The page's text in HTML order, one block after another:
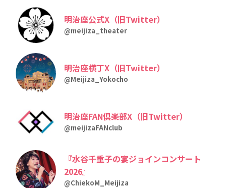
明治座公式X（旧Twitter）
@meijiza_theater
明治座横丁X（旧Twitter）
@Meijiza_Yokocho
明治座FAN倶楽部X（旧Twitter）
@meijizaFANclub
『水谷千重子の宴ジョインコンサート
2026』
@ChiekoM_Meijiza